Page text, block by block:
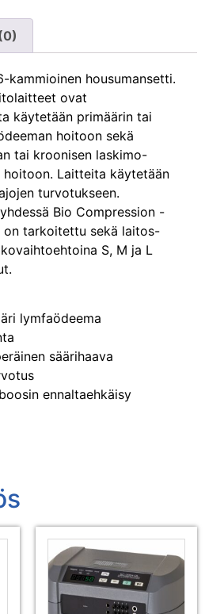
kammioinen housumansetti.
ovat
käytetään primäärin tai
hoitoon sekä
tai kroonisen laskimo-
hoitoon. Laitteita käytetään
turvotukseen.
Bio Compression -
on tarkoitettu sekä laitos-
S, M ja L
lymfaödeema
säärihaava
ennaltaehkäisy